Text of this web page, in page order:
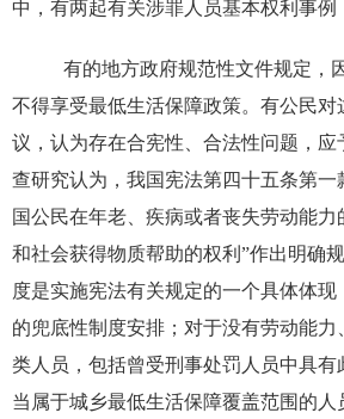
中，有两起有关涉罪人员基本权利事例
有的地方政府规范性文件规定，
不得享受最低生活保障政策。有公民对
议，认为存在合宪性、合法性问题，应
查研究认为，我国宪法第四十五条第一
国公民在年老、疾病或者丧失劳动能
和社会获得物质帮助的权利”作出明确
度是实施宪法有关规定的一个具体体现
的兜底性制度安排；对于没有劳动能力
类人员，包括曾受刑事处罚人员中具有
当属于城乡最低生活保障覆盖范围的人